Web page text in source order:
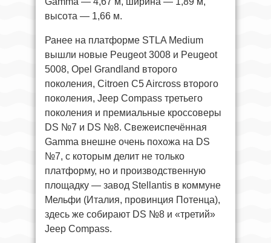
высота — 1,66 м.
Ранее на платформе STLA Medium
вышли новые Peugeot 3008 и Peugeot
5008, Opel Grandland второго
поколения, Citroen C5 Aircross второго
поколения, Jeep Compass третьего
поколения и премиальные кроссоверы
DS №7 и DS №8. Свежеиспечённая
Gamma внешне очень похожа на DS
№7, с которым делит не только
платформу, но и производственную
площадку — завод Stellantis в коммуне
Мельфи (Италия, провинция Потенца),
здесь же собирают DS №8 и «третий»
Jeep Compass.